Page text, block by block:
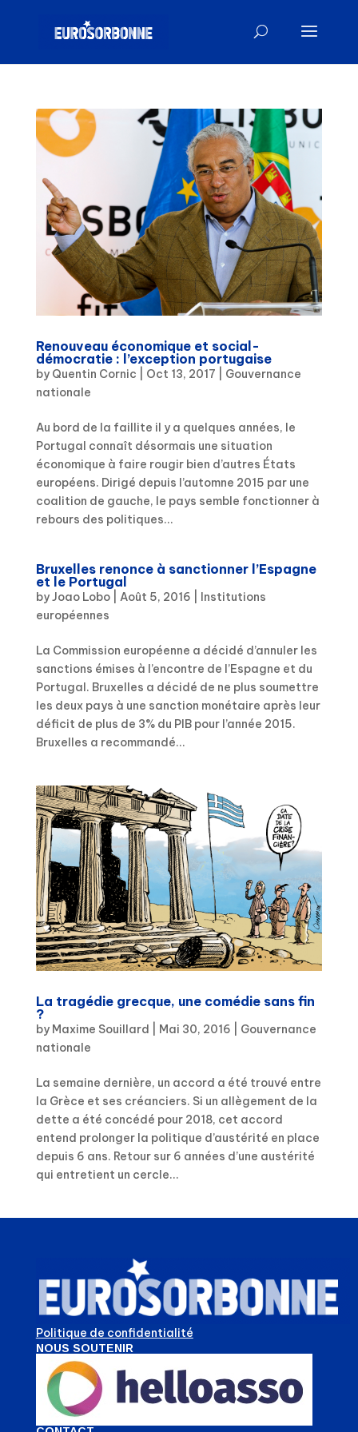
Renouveau économique et social-
démocratie : l’exception portugaise
by Quentin Cornic Oct 13, 2017
Gouvernance
nationale
Au bord de la faillite il y a quelques années, le
Portugal connaît désormais une situation
économique à faire rougir bien d’autres États
européens. Dirigé depuis l’automne 2015 par une
coalition de gauche, le pays semble fonctionner à
rebours des politiques...
Bruxelles renonce à sanctionner l’Espagne
et le Portugal
byJoao Lobo| Août 5, 2016
Institutions
européennes
La Commission européenne a décidé d’annuler les
sanctions émises à l’encontre de l’Espagne et du
Portugal. Bruxelles a décidé de ne plus soumettre
les deux pays à une sanction monétaire après leur
déficit de plus de 3% du PIB pour l’année 2015.
Bruxelles a recommandé...
La tragédie grecque, une comédie sans fin
?
by Maxime Souillard Mai 30, 2016
Gouvernance
nationale
La semaine dernière, un accord a été trouvé entre
la Grèce et ses créanciers. Si un allègement de la
dette a été concédé pour 2018, cet accord
entend prolonger la politique d’austérité en place
depuis 6 ans. Retour sur 6 années d’une austérité
qui entretient un cercle...
Politique de confidentialité
NOUS SOUTENIR